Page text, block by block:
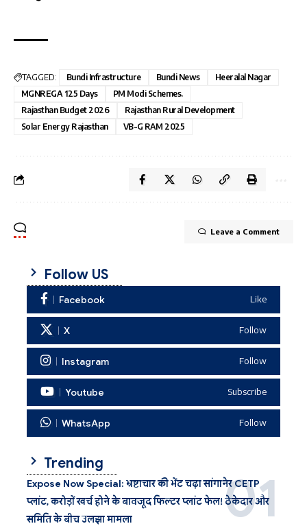
TAGGED: Bundi Infrastructure Bundi News
Heeralal Nagar
MGNREGA 125 Days
PM Modi Schemes.
Rajasthan Budget 2026
Rajasthan Rural Development
Solar Energy Rajasthan
VB-G RAM 2025
Leave a Comment
Follow US
Facebook Like
X Follow
Instagram Follow
Youtube Subscribe
WhatsApp Follow
Trending
Expose Now Special: भ्रष्टाचार की भेंट चढ़ा सांगानेर CETP
प्लांट, करोड़ों खर्च होने के बावजूद फिल्टर प्लांट फेल! ठेकेदार और
समिति के बीच उलझा मामला